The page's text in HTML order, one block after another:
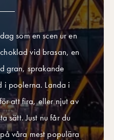
som en scen ur en
vid brasan, en
gran, sprakande
i poolerna. Landa i
att fira, eller njut av
sätt. Just nu får du
på våra mest populära